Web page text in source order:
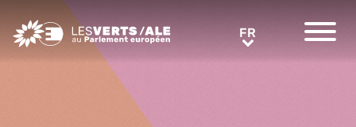
Greens/EFA Home FR